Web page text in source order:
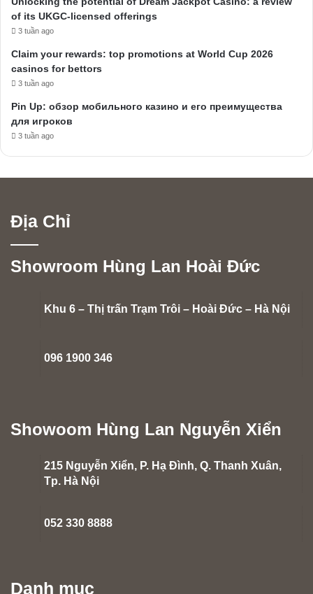
of its UKGC-licensed offerings
3 tuần ago
Claim your rewards: top promotions at World Cup 2026
casinos for bettors
3 tuần ago
Pin Up: обзор мобильного казино и его преимущества
для игроков
3 tuần ago
Địa Chỉ
Showroom Hùng Lan Hoài Đức
Khu 6 – Thị trấn Trạm Trôi – Hoài Đức – Hà Nội
Showoom Hùng Lan Nguyễn Xiển